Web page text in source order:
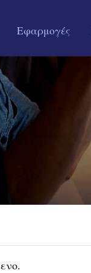
Εφαρμογές